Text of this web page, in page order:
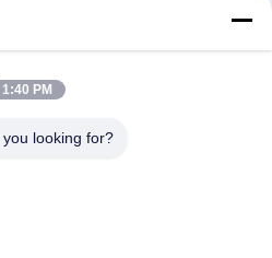
สายแบนทองแดงเคลือบด้วยเอ็มเอ
ปสี่เหลี่ยมผืนผ้าขนาดบางพิเศษ 1.5
1:40 PM
looking for?